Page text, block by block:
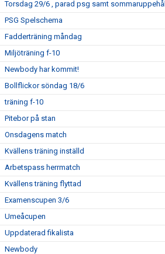
Torsdag 29/6 , parad psg samt sommaruppehåll
PSG Spelschema
Fadderträning måndag
Miljöträning f-10
Newbody har kommit!
Bollflickor söndag 18/6
träning f-10
Pitebor på stan
Onsdagens match
Kvällens träning inställd
Arbetspass herrmatch
Kvällens träning flyttad
Examenscupen 3/6
Umeåcupen
Uppdaterad fikalista
Newbody